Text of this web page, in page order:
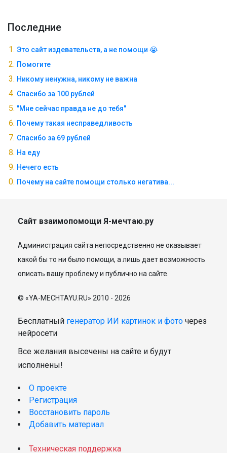
Последние
Это сайт издевательств, а не помощи 😭
Помогите
Никому ненужна, никому не важна
Спасибо за 100 рублей
"Мне сейчас правда не до тебя"
Почему такая несправедливость
Спасибо за 69 рублей
На еду
Нечего есть
Почему на сайте помощи столько негатива...
Сайт взаимопомощи Я-мечтаю.ру
Администрация сайта непосредственно не оказывает
какой бы то ни было помощи, а лишь дает возможность
описать вашу проблему и публично на сайте.
© «YA-MECHTAYU.RU» 2010 - 2026
Бесплатный генератор ИИ картинок и фото через
нейросети
Все желания высечены на сайте и будут
исполнены!
О проекте
Регистрация
Восстановить пароль
Добавить материал
Техническая поддержка